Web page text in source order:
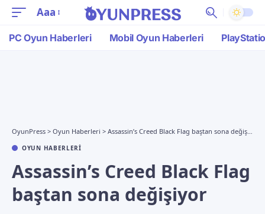
Aaa
PC Oyun Haberleri Mobil Oyun Haberleri
OyunPress > Oyun Haberleri > Assassin’s Creed Black Flag baştan sona değişiyor
OYUN HABERLERI
Assassin’s Creed Black Flag
baştan sona değişiyor